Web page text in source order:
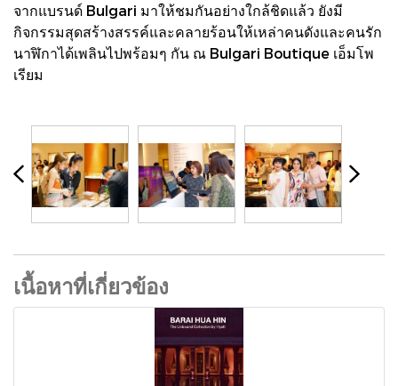
จากแบรนด์ Bulgari มาให้ชมกันอย่างใกล้ชิดแล้ว ยังมี
กิจกรรมสุดสร้างสรรค์และคลายร้อนให้เหล่าคนดังและคนรัก
นาฬิกาได้เพลินไปพร้อมๆ กัน ณ Bulgari Boutique เอ็มโพ
เรียม
เนื้อหาที่เกี่ยวข้อง